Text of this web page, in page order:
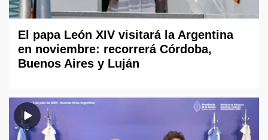
El papa León XIV visitará la Argentina
en noviembre: recorrerá Córdoba,
Buenos Aires y Luján